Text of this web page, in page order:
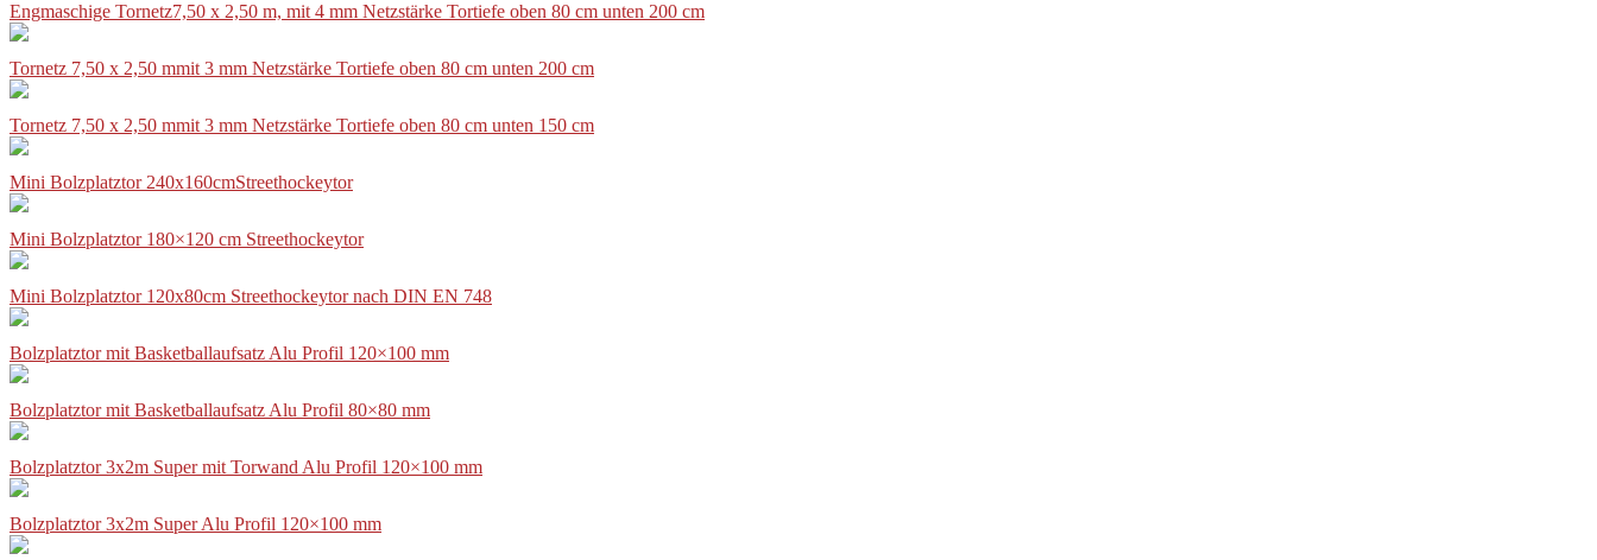
Engmaschige Tornetz7,50 x 2,50 m, mit 4 mm Netzstärke Tortiefe oben 80 cm unten 200 cm
Tornetz 7,50 x 2,50 mmit 3 mm Netzstärke Tortiefe oben 80 cm unten 200 cm
Tornetz 7,50 x 2,50 mmit 3 mm Netzstärke Tortiefe oben 80 cm unten 150 cm
Mini Bolzplatztor 240x160cmStreethockeytor
Mini Bolzplatztor 180×120 cm Streethockeytor
Mini Bolzplatztor 120x80cm Streethockeytor nach DIN EN 748
Bolzplatztor mit Basketballaufsatz Alu Profil 120×100 mm
Bolzplatztor mit Basketballaufsatz Alu Profil 80×80 mm
Bolzplatztor 3x2m Super mit Torwand Alu Profil 120×100 mm
Bolzplatztor 3x2m Super Alu Profil 120×100 mm